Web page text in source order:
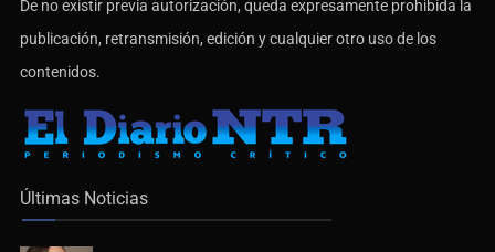
De no existir previa autorización, queda expresamente prohibida la
publicación, retransmisión, edición y cualquier otro uso de los
contenidos.
Últimas Noticias